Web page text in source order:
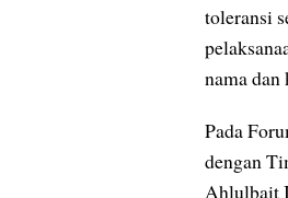
toleransi
nama
Pada
dengan
Ahlulbait